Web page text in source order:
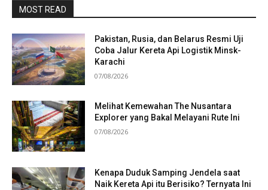
MOST READ
Pakistan, Rusia, dan Belarus Resmi Uji
Coba Jalur Kereta Api Logistik Minsk-
Karachi
07/08/2026
Melihat Kemewahan The Nusantara
Explorer yang Bakal Melayani Rute Ini
07/08/2026
Kenapa Duduk Samping Jendela saat
Naik Kereta Api itu Berisiko? Ternyata Ini